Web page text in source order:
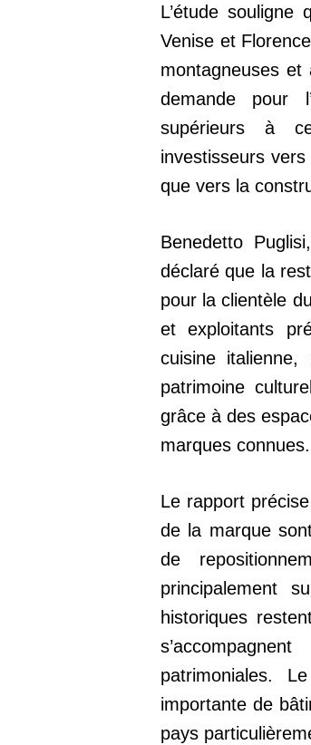
L’étude
Venise et
montagneuses et
demande pour
supérieurs à
investisseurs
que vers la
Benedetto
déclaré que la
pour la clientèle
et exploitants
cuisine italienne,
patrimoine
grâce à des
marques connues.
Le rapport
de la marque
de
principalement
historiques
patrimoniales.
importante de
pays